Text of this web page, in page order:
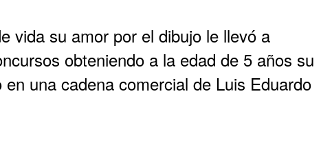
vida su amor por el dibujo le llevó a
obteniendo a la edad de 5 años su
una cadena comercial de Luis Eduardo